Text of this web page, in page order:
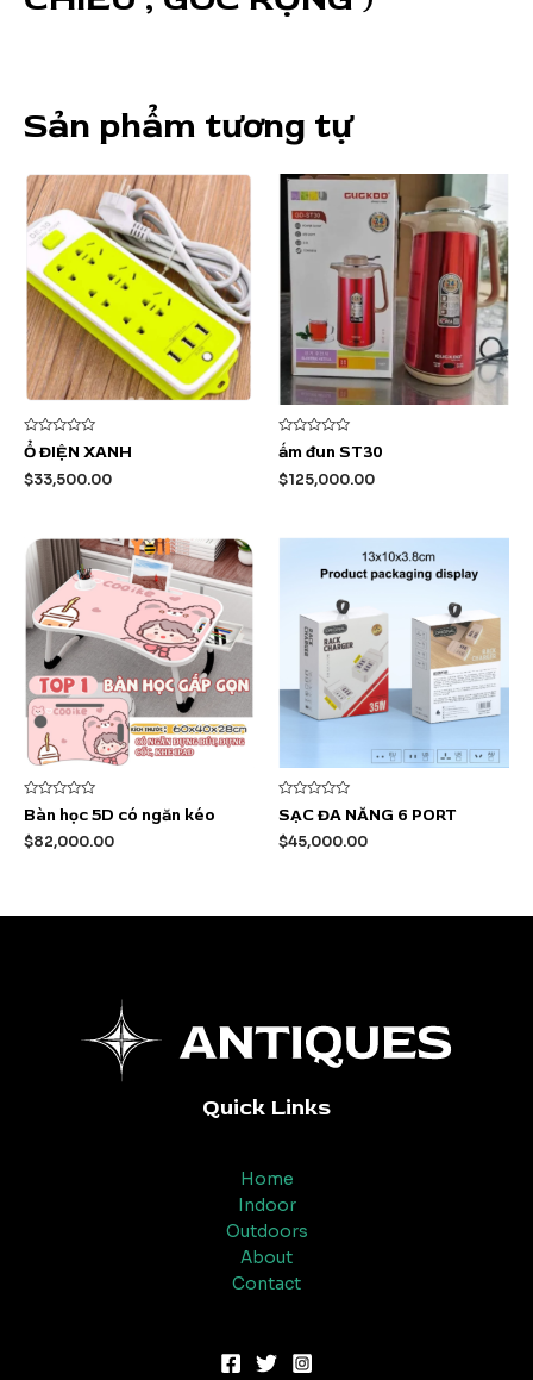
số
Sản phẩm tương tự
Được
xếp
hạng
0
Ổ ĐIỆN XANH
$33,500.00
Được
xếp
hạng
0
ấm đun ST30
$125,000.00
Được
xếp
hạng
0
Bàn học 5D có ngăn kéo
$82,000.00
Được
xếp
hạng
0
SẠC ĐA NĂNG 6 PORT
$45,000.00
Quick Links
Home
Indoor
Outdoors
About
Contact